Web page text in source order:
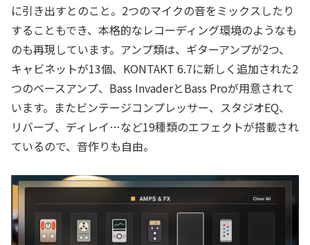
に引き出すとのこと。2つのマイクの音をミックスしたり
することもでき、本格的なレコーディング環境のようなも
のも再現しています。アンプ類は、ギターアンプが2つ、
キャビネットが13個、KONTAKT 6.7に新しく追加された2
つのベースアンプ、Bass InvaderとBass Proが用意されて
います。またビンテージコンプレッサー、スタジオEQ、
リバーブ、ディレイ…など19種類のエフェクトが搭載され
ているので、音作りも自由。